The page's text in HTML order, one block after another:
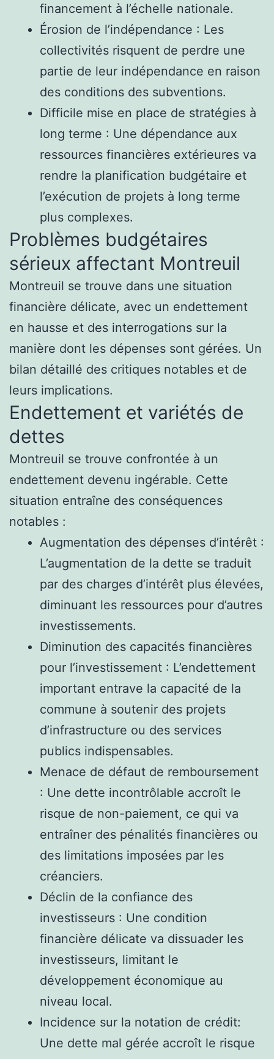
financement à l’échelle nationale.
Érosion de l’indépendance : Les
collectivités risquent de perdre une
partie de leur indépendance en raison
des conditions des subventions.
Difficile mise en place de stratégies à
long terme : Une dépendance aux
ressources financières extérieures va
rendre la planification budgétaire et
l’exécution de projets à long terme
plus complexes.
Problèmes budgétaires
sérieux affectant Montreuil
Montreuil se trouve dans une situation
financière délicate, avec un endettement
en hausse et des interrogations sur la
manière dont les dépenses sont gérées. Un
bilan détaillé des critiques notables et de
leurs implications.
Endettement et variétés de
dettes
Montreuil se trouve confrontée à un
endettement devenu ingérable. Cette
situation entraîne des conséquences
notables :
Augmentation des dépenses d’intérêt :
L’augmentation de la dette se traduit
par des charges d’intérêt plus élevées,
diminuant les ressources pour d’autres
investissements.
Diminution des capacités financières
pour l’investissement : L’endettement
important entrave la capacité de la
commune à soutenir des projets
d’infrastructure ou des services
publics indispensables.
Menace de défaut de remboursement
: Une dette incontrôlable accroît le
risque de non-paiement, ce qui va
entraîner des pénalités financières ou
des limitations imposées par les
créanciers.
Déclin de la confiance des
investisseurs : Une condition
financière délicate va dissuader les
investisseurs, limitant le
développement économique au
niveau local.
Incidence sur la notation de crédit:
Une dette mal gérée accroît le risque